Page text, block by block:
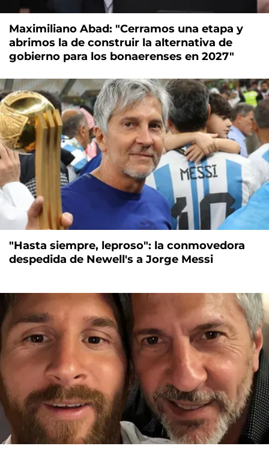
Maximiliano Abad: "Cerramos una etapa y
abrimos la de construir la alternativa de
gobierno para los bonaerenses en 2027"
"Hasta siempre, leproso": la conmovedora
despedida de Newell's a Jorge Messi